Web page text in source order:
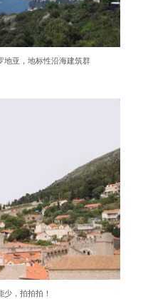
地亚，地标性沿海建筑群
，拍拍拍！